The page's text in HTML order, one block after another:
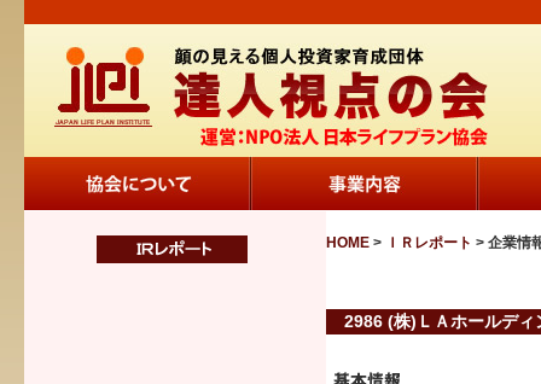
HOME > ＩＲレポート > 企業情
2986 (株)ＬＡホールディ